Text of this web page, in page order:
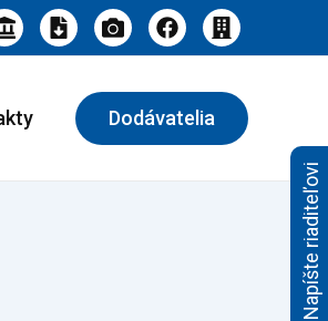
Dodávatelia
Napíšte riaditeľovi